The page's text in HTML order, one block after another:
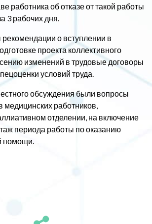
работника об отказе от такой работы
3 рабочих дня.
о вступлении в
проекта коллективного
изменений в трудовые договоры
условий труда.
обсуждения были вопросы
медицинских работников,
отделении, на включение
периода работы по оказанию
помощи.